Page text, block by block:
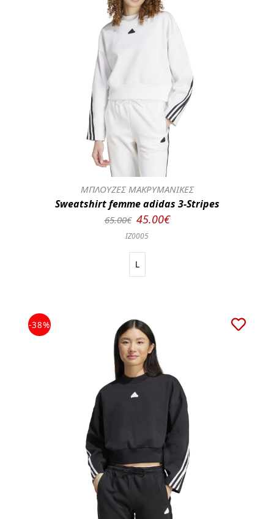
ΜΠΛΟΥΖΕΣ ΜΑΚΡΥΜΑΝΙΚΕΣ
Sweatshirt femme adidas 3-Stripes
65.00€ 45.00€
IZ0005
L
-38%